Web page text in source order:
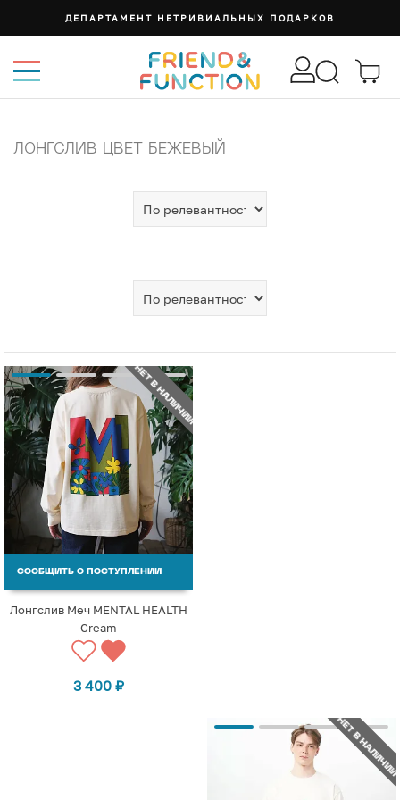
ДЕПАРТАМЕНТ НЕТРИВИАЛЬНЫХ ПОДАРКОВ
ЛОНГСЛИВ ЦВЕТ БЕЖЕВЫЙ
НЕТ В НАЛИЧИИ
СООБЩИТЬ О ПОСТУПЛЕНИИ
Лонгслив Меч MENTAL HEALTH
Cream
3 400 ₽
НЕТ В НАЛИЧИИ